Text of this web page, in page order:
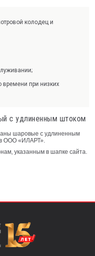
колодец и
времени при низких
с удлиненным штоком
шаровые с удлиненным
ООО «ИЛАРТ».
указанным в шапке сайта.